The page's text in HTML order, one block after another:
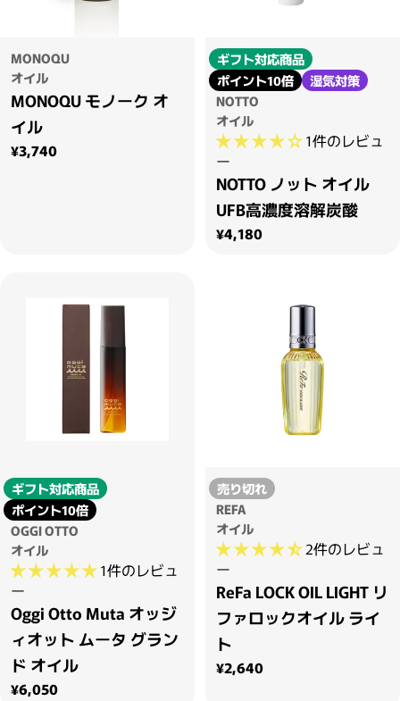
MONOQU
オイル
MONOQU モノーク オ
イル
通常価格
¥3,740
ギフト対応商品
ポイント10倍
湿気対策
NOTTO
オイル
1件のレビュ
ー
NOTTO ノット オイル
UFB高濃度溶解炭酸
通常価格
¥4,180
ギフト対応商品
ポイント10倍
OGGI OTTO
オイル
1件のレビュ
ー
Oggi Otto Muta オッジ
ィオット ムータ グラン
ド オイル
通常価格
¥6,050
売り切れ
REFA
オイル
2件のレビュ
ー
ReFa LOCK OIL LIGHT リ
ファロックオイル ライ
ト
通常価格
¥2,640